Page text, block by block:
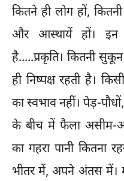
कितने ही लोग हों,
और आस्थायें हों। इन
है.....प्रकृति। कितनी
ही निष्पक्ष रहती है।
का स्वभाव नहीं। पेड़-
के बीच में फैला असीम-
का गहरा पानी
भीतर में, अपने अंतस में।